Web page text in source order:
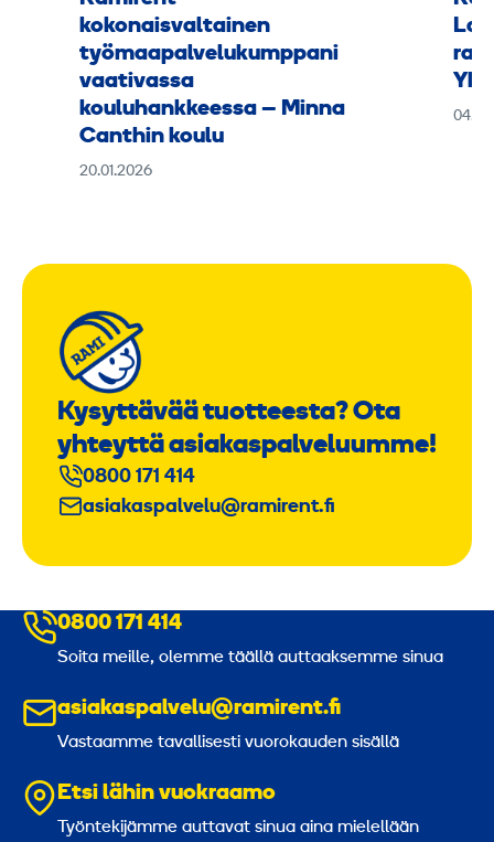
kokonaisvaltainen
työmaapalvelukumppani
vaativassa
kouluhankkeessa – Minna
Canthin koulu
20.01.2026
Kysyttävää tuotteesta? Ota
yhteyttä asiakaspalveluumme!
0800 171 414
asiakaspalvelu@ramirent.fi
0800 171 414
Soita meille, olemme täällä auttaaksemme sinua
asiakaspalvelu@ramirent.fi
Vastaamme tavallisesti vuorokauden sisällä
Etsi lähin vuokraamo
Työntekijämme auttavat sinua aina mielellään